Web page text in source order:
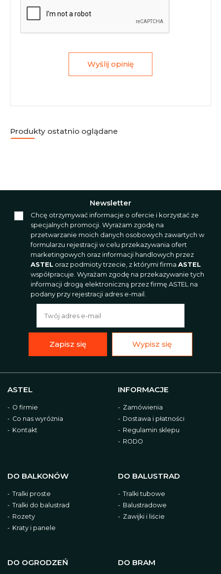
Wyślij opinię
Produkty ostatnio oglądane
ASTEL
O firmie
Co nas wyróżnia
Kontakt
INFORMACJE
Zamówienia
Dostawa i płatności
Regulamin sklepu
RODO
DO BALKONÓW
Tralki proste
Tralki do balustrad
Rozety
Kraty i panele
DO BALUSTRAD
Tralki tubowe
Balustradowe
Zawijki i liście
DO OGRODZEŃ DO BRAM
Newsletter
Chcę otrzymywać informacje o ofercie i korzystać ze
specjalnych promocji. Wyrażam zgodę na
przetwarzanie moich danych osobowych zawartych w
formularzu rejestracji w celu przekazywania ofert
marketingowych oraz informacji handlowych przez
ASTEL oraz podmioty trzecie, z którymi firma ASTEL
współpracuje. Wyrażam zgodę na przekazywanie tych
informacji drogą elektroniczną przez firmę ASTEL na
podany przy rejestracji adres e-mail.
Zapisz się Wypisz się